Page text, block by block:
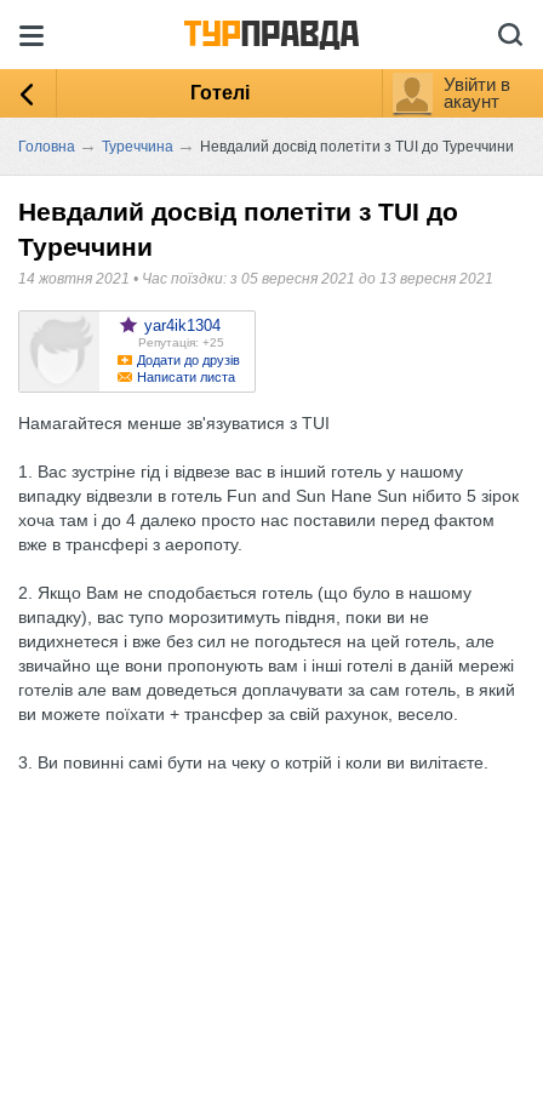
Готелі
Увійти в
акаунт
Головна → Туреччина → Невдалий досвід полетіти з TUI до Туреччини
Невдалий досвід полетіти з TUI до
Туреччини
14 жовтня 2021 • Час поїздки: з 05 вересня 2021 до 13 вересня 2021
yar4ik1304
Репутація: +25
Додати до друзів
Написати листа
Намагайтеся менше зв'язуватися з TUI
1. Вас зустріне гід і відвезе вас в інший готель у нашому
випадку відвезли в готель Fun and Sun Hane Sun нібито 5 зірок
хоча там і до 4 далеко просто нас поставили перед фактом
вже в трансфері з аеропоту.
2. Якщо Вам не сподобається готель (що було в нашому
випадку), вас тупо морозитимуть півдня, поки ви не
видихнетеся і вже без сил не погодьтеся на цей готель, але
звичайно ще вони пропонують вам і інші готелі в даній мережі
готелів але вам доведеться доплачувати за сам готель, в який
ви можете поїхати + трансфер за свій рахунок, весело.
3. Ви повинні самі бути на чеку о котрій і коли ви вилітаєте.